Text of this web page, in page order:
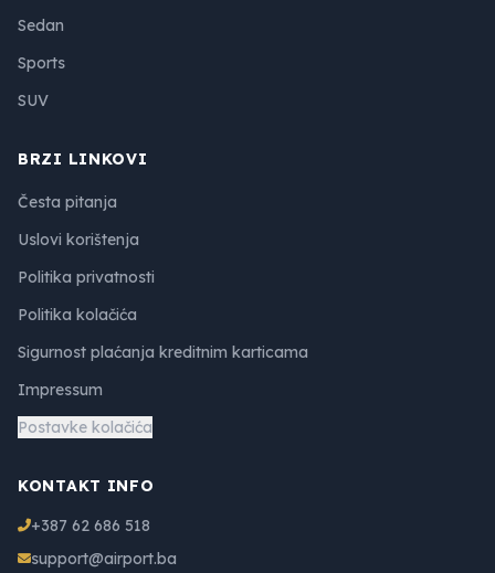
Sedan
Sports
SUV
BRZI LINKOVI
Česta pitanja
Uslovi korištenja
Politika privatnosti
Politika kolačića
Sigurnost plaćanja kreditnim karticama
Impressum
Postavke kolačića
KONTAKT INFO
+387 62 686 518
support@airport.ba